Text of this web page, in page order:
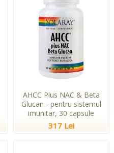
AHCC Plus NAC & Beta
Glucan - pentru sistemul
imunitar, 30 capsule
317 Lei